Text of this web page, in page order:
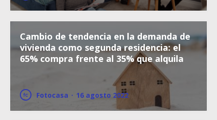
Cambio de tendencia en la demanda de
vivienda como segunda residencia: el
65% compra frente al 35% que alquila
Fotocasa · 16 agosto 2022